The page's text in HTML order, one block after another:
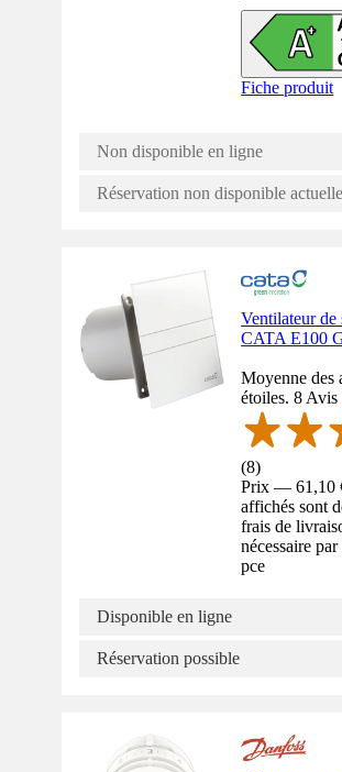
Fiche produit
Non disponible en ligne
Réservation non disponible
Ventilateur de
CATA E100
Moyenne des
étoiles. 8 Avis
(8)
Prix — 61,10
affichés sont
frais de
nécessaire par
pce
Disponible en ligne
Réservation possible